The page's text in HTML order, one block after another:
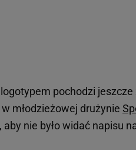
pochodzi jeszcze
młodzieżowej drużynie
nie było widać napisu